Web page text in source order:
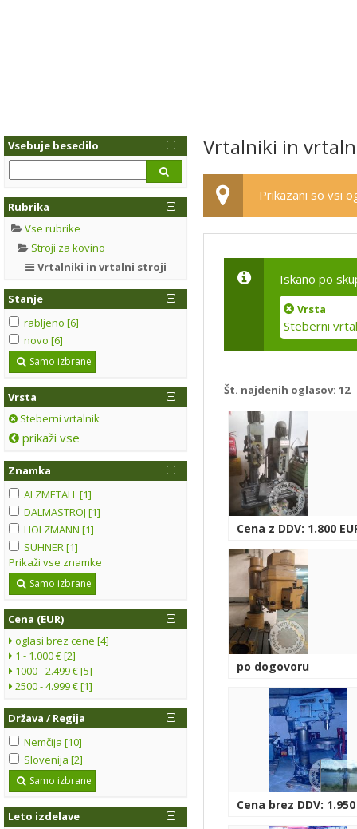
Vsebuje besedilo
Rubrika
Vse rubrike
Stroji za kovino
Vrtalniki in vrtalni stroji
Stanje
rabljeno [6]
novo [6]
Samo izbrane
Vrsta
Steberni vrtalnik
prikaži vse
Znamka
ALZMETALL [1]
DALMASTROJ [1]
HOLZMANN [1]
SUHNER [1]
Prikaži vse znamke
Samo izbrane
Cena (EUR)
oglasi brez cene [4]
1 - 1.000 € [2]
1000 - 2.499 € [5]
2500 - 4.999 € [1]
Država / Regija
Nemčija [10]
Slovenija [2]
Samo izbrane
Leto izdelave
Vrtalniki in
Prikazani so vsi
Iskano po
Vrsta
Steberni
Št. najdenih oglasov: 12
Cena z DDV: 1.800
po dogovoru
Cena brez DDV: 1.950